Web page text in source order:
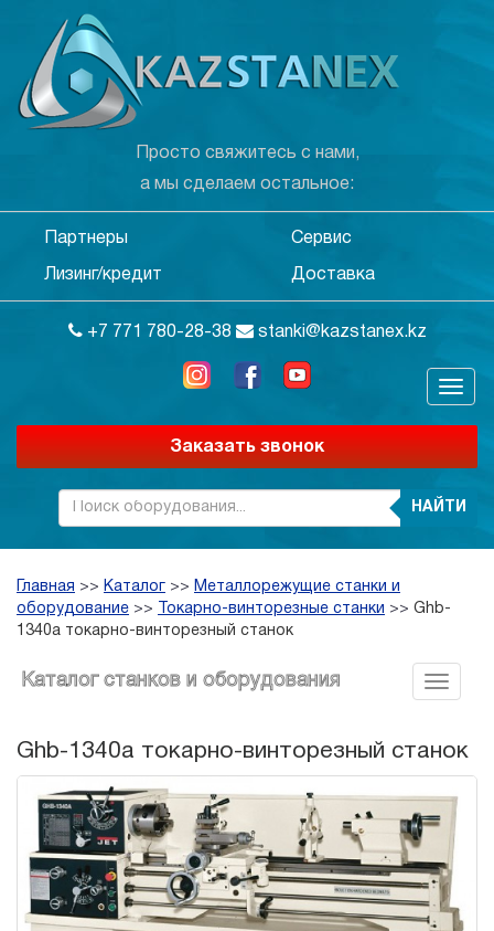
Просто свяжитесь с нами,
а мы сделаем остальное:
Партнеры Сервис
Лизинг/кредит Доставка
+7 771 780-28-38 stanki@kazstanex.kz
Заказать звонок
НАЙТИ
Главная >> Каталог >> Металлорежущие станки и
оборудование >> Токарно-винторезные станки >> Ghb-
1340a токарно-винторезный станок
Каталог станков и оборудования
Ghb-1340a токарно-винторезный станок